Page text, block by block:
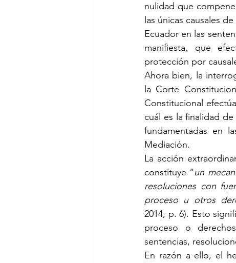
nulidad que
las únicas causales
Ecuador en las
manifiesta, que
protección por
Ahora bien, la
la Corte
Constitucional
cuál es la finalidad
fundamentadas en
Mediación.
La acción
constituye “un
resoluciones con
proceso u otros
2014, p. 6). Esto
proceso o
sentencias,
En razón a ello, el